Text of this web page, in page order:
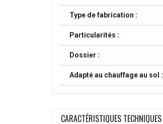
Type de fabrication :
Particularités :
Dossier :
Adapté au chauffage au sol :
CARACTÉRISTIQUES TECHNIQUES